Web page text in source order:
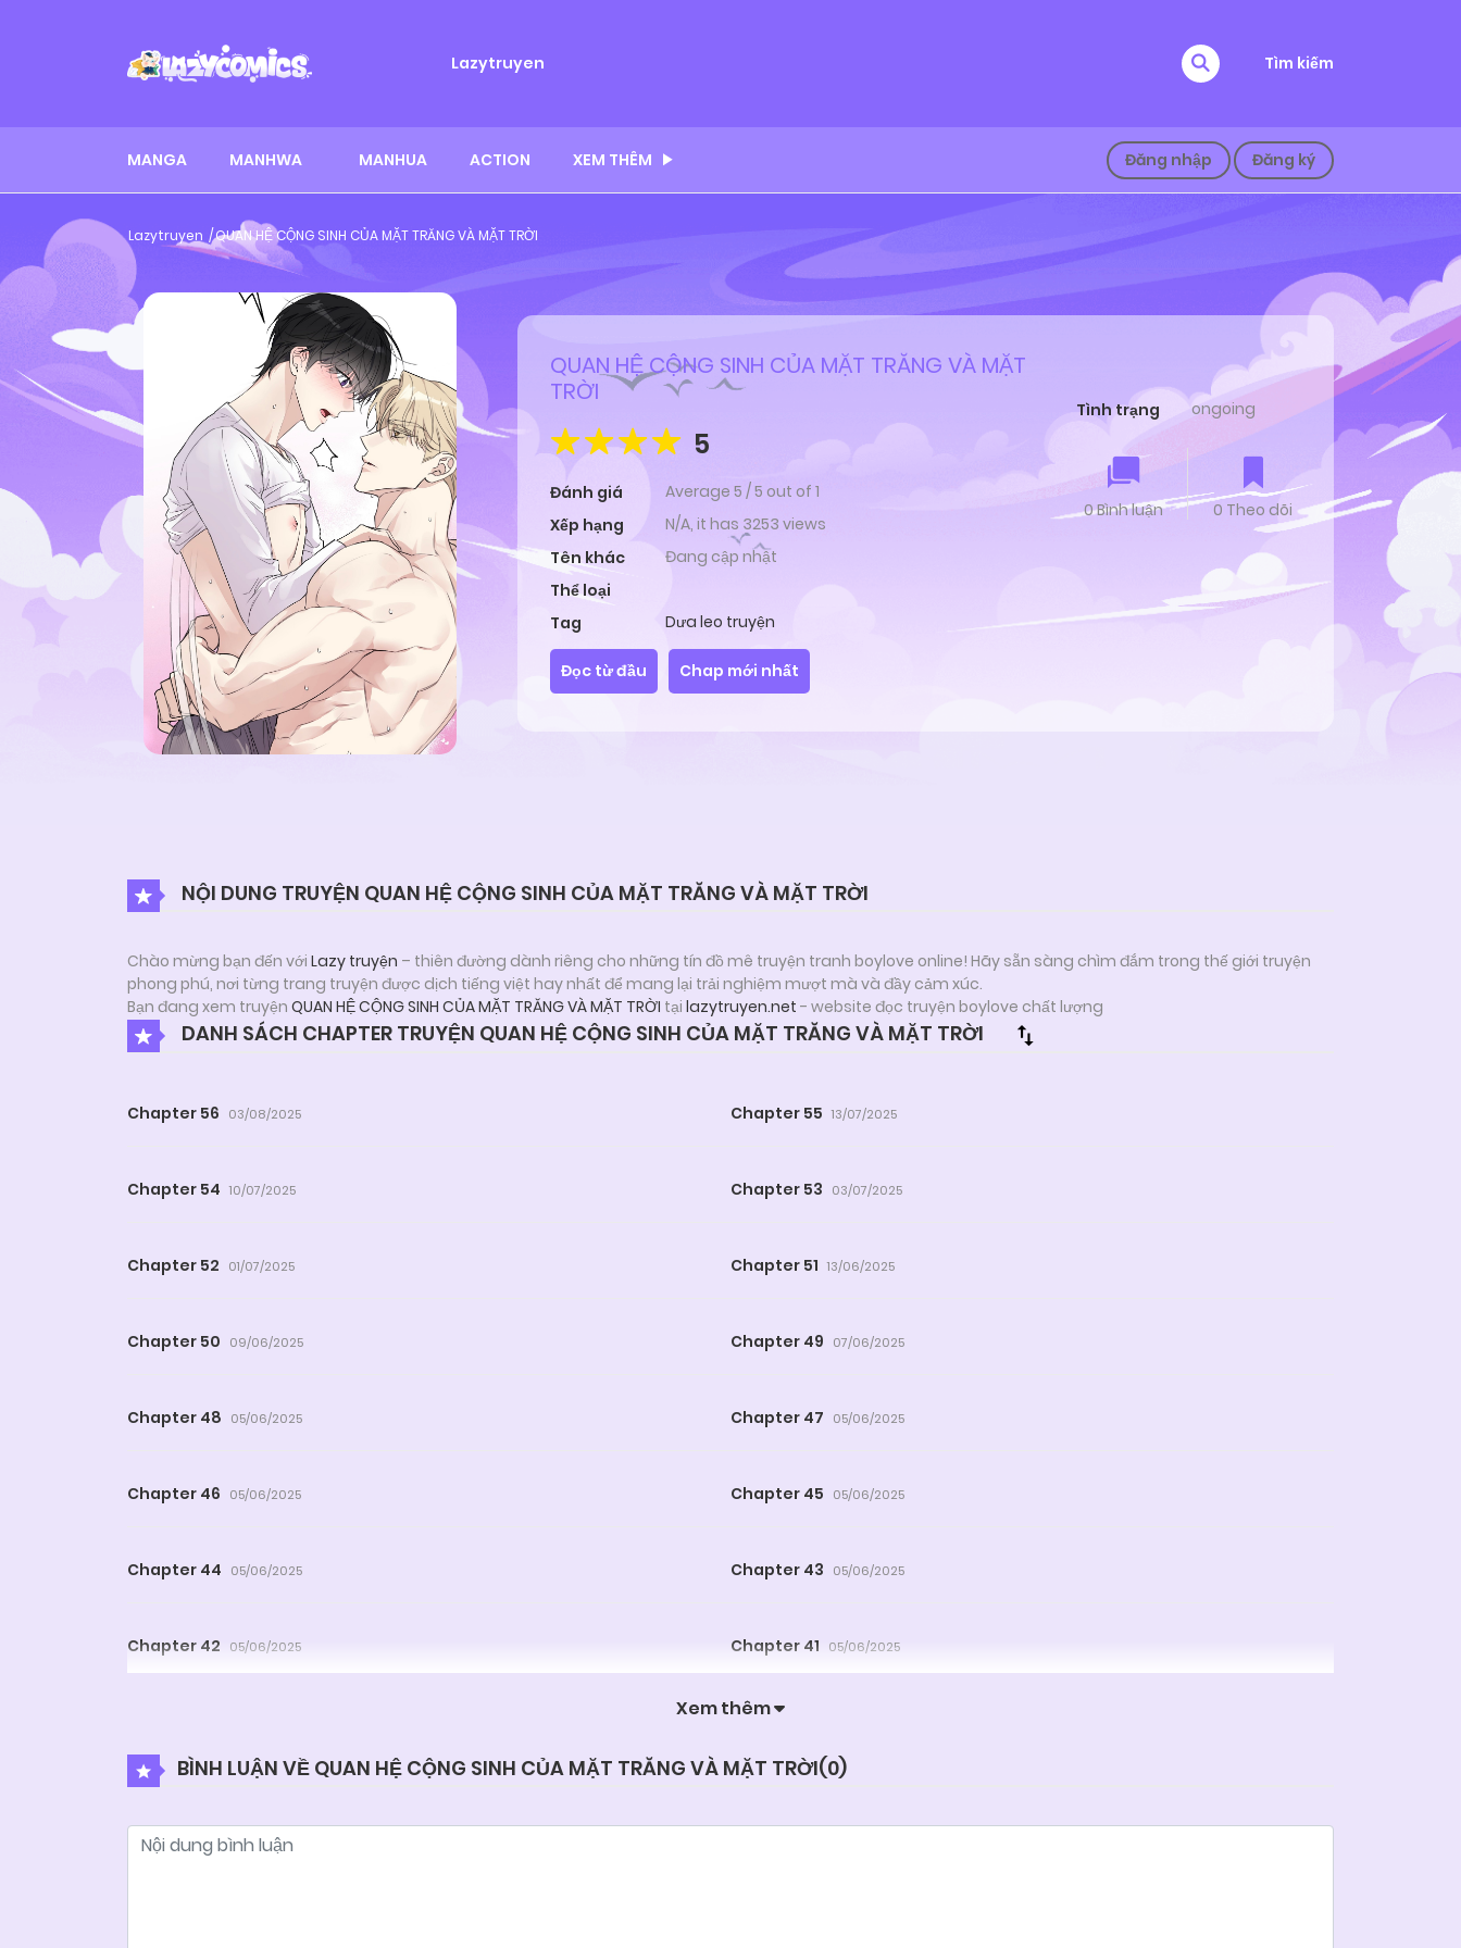
Lazytruyen Tìm kiếm
MANGA MANHWA MANHUA ACTION XEM THÊM Đăng nhập Đăng ký
Lazytruyen QUAN HỆ CỘNG SINH CỦA MẶT TRĂNG VÀ MẶT TRỜI
QUAN HỆ CỘNG SINH CỦA MẶT TRĂNG VÀ MẶT
TRỜI
5
Đánh giá Average 5 /5 out of 1
Xếp hạng
N/A, it has 3253 views
Tên khác
Đang cập nhật
Thể loại
Tag
Dưa leo truyện
Tình trạng ongoing
0 Bình luận 0 Theo dõi
Đọc từ đầu Chap mới nhất
NỘI DUNG TRUYỆN QUAN HỆ CỘNG SINH CỦA MẶT TRĂNG VÀ MẶT TRỜI
Chào mừng bạn đến với Lazy truyện – thiên đường dành riêng cho những tín đồ mê truyện tranh boylove online! Hãy sẵn sàng chìm đắm trong thế giới truyện
phong phú, nơi từng trang truyện được dịch tiếng việt hay nhất để mang lại trải nghiệm mượt mà và đầy cảm xúc.
Bạn đang xem truyện QUAN HỆ CỘNG SINH CỦA MẶT TRĂNG VÀ MẶT TRỜI tại lazytruyen.net - website đọc truyện boylove chất lượng
DANH SÁCH CHAPTER TRUYỆN QUAN HỆ CỘNG SINH CỦA MẶT TRĂNG VÀ MẶT TRỜI
Chapter 56 03/08/2025 Chapter 55 13/07/2025
Chapter 54 10/07/2025 Chapter 53 03/07/2025
Chapter 52 01/07/2025 Chapter 51 13/06/2025
Chapter 50 09/06/2025 Chapter 49 07/06/2025
Chapter 48 05/06/2025 Chapter 47 05/06/2025
Chapter 46 05/06/2025 Chapter 45 05/06/2025
Chapter 44 05/06/2025 Chapter 43 05/06/2025
Chapter 42 05/06/2025 Chapter 41 05/06/2025
Xem thêm
BÌNH LUẬN VỀ QUAN HỆ CỘNG SINH CỦA MẶT TRĂNG VÀ MẶT TRỜI(0)